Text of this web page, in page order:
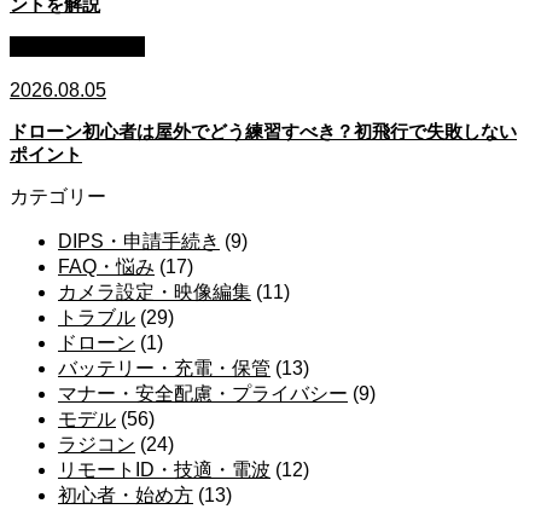
ントを解説
2026.08.05
ドローン初心者は屋外でどう練習すべき？初飛行で失敗しない
ポイント
カテゴリー
DIPS・申請手続き (9)
FAQ・悩み (17)
カメラ設定・映像編集 (11)
トラブル (29)
ドローン (1)
バッテリー・充電・保管 (13)
マナー・安全配慮・プライバシー (9)
モデル (56)
ラジコン (24)
リモートID・技適・電波 (12)
初心者・始め方 (13)